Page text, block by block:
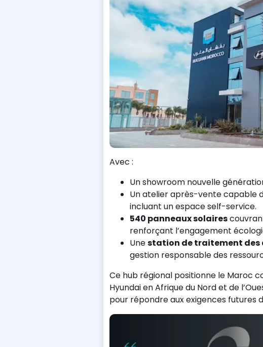
Avec :
Un showroom nouvelle
Un atelier après-vente capable
incluant un espace self-service.
540 panneaux solaires
renforçant l’engagement
Unestation de traitement des
gestion responsable des
Ce hub régional positionne le Maroc
Hyundai en Afrique du Nord et de
pour répondre aux exigences futures